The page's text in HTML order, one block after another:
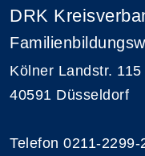
DRK
Kölner Landstr. 115
40591 Düsseldorf
Telefon 0211-2299-